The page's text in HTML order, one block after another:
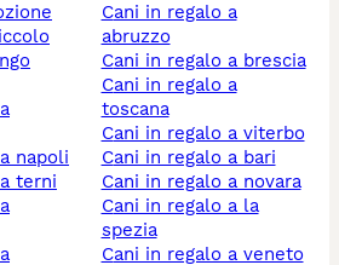
napoli
terni
cani in regalo a
abruzzo
cani in regalo a brescia
cani in regalo a
toscana
cani in regalo a viterbo
cani in regalo a bari
cani in regalo a novara
cani in regalo a la
spezia
cani in regalo a veneto